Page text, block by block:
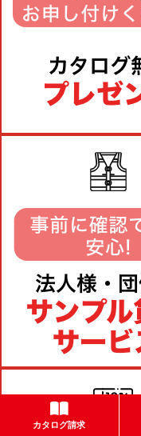
カタログ請求